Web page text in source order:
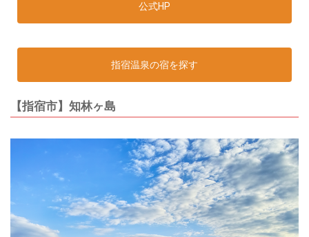
公式HP
指宿温泉の宿を探す
【指宿市】知林ヶ島